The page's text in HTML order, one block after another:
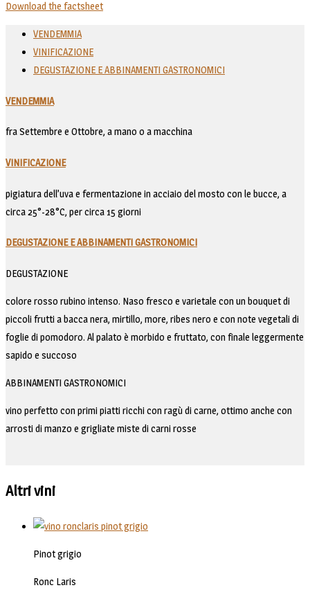
Download the factsheet
VENDEMMIA
VINIFICAZIONE
DEGUSTAZIONE E ABBINAMENTI GASTRONOMICI
VENDEMMIA
fra Settembre e Ottobre, a mano o a macchina
VINIFICAZIONE
pigiatura dell’uva e fermentazione in acciaio del mosto con le bucce, a
circa 25°-28°C, per circa 15 giorni
DEGUSTAZIONE E ABBINAMENTI GASTRONOMICI
DEGUSTAZIONE
colore rosso rubino intenso. Naso fresco e varietale con un bouquet di
piccoli frutti a bacca nera, mirtillo, more, ribes nero e con note vegetali di
foglie di pomodoro. Al palato è morbido e fruttato, con finale leggermente
sapido e succoso
ABBINAMENTI GASTRONOMICI
vino perfetto con primi piatti ricchi con ragù di carne, ottimo anche con
arrosti di manzo e grigliate miste di carni rosse
Altri vini
Pinot grigio
Ronc Laris